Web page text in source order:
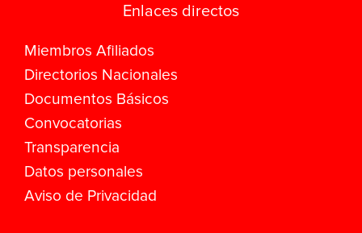
Enlaces directos
Miembros Afiliados
Directorios Nacionales
Documentos Básicos
Convocatorias
Transparencia
Datos personales
Aviso de Privacidad